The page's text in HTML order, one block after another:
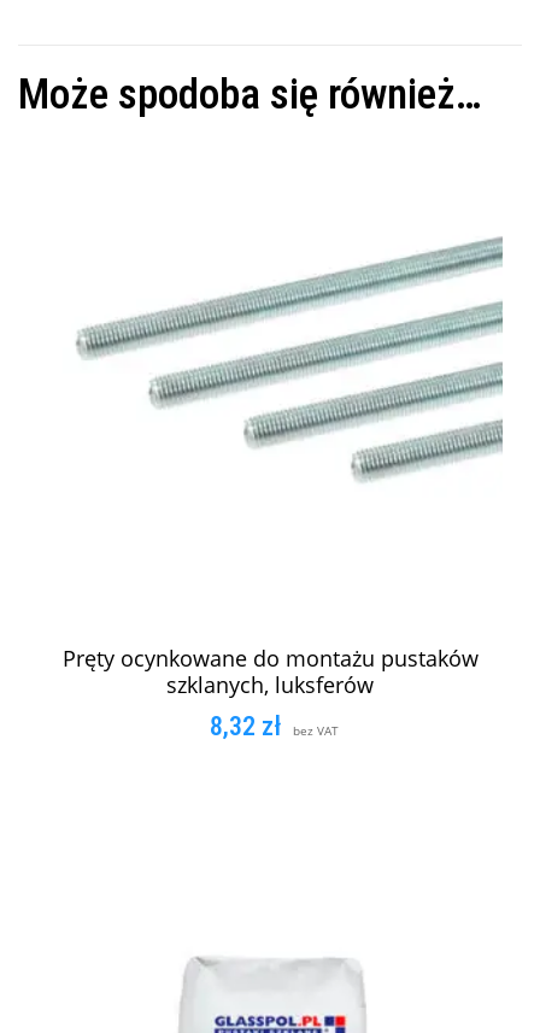
Może spodoba się również…
Pręty ocynkowane do montażu pustaków
szklanych, luksferów
8,32 zł bez VAT